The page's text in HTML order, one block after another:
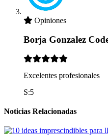
Opiniones
Borja Gonzalez
Excelentes profesionales
S:5
Noticias Relacionadas